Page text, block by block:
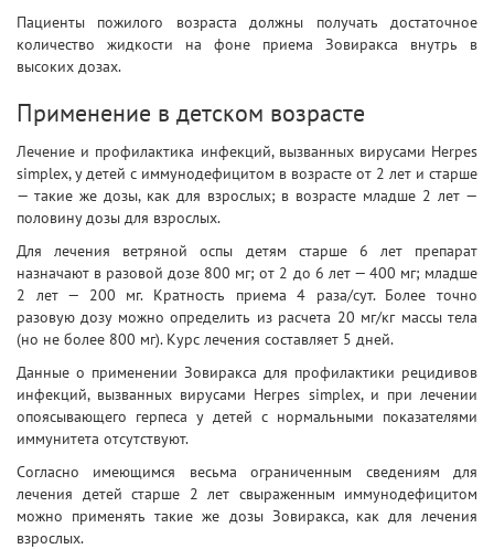
Пациенты пожилого возраста должны получать достаточное
количество жидкости на фоне приема Зовиракса внутрь в
высоких дозах.
Применение в детском возрасте
Лечение и профилактика инфекций, вызванных вирусами Herpes
simplex, у детей с иммунодефицитом в возрасте от 2 лет и старше
— такие же дозы, как для взрослых; в возрасте младше 2 лет —
половину дозы для взрослых.
Для лечения ветряной оспы детям старше 6 лет препарат
назначают в разовой дозе 800 мг; от 2 до 6 лет — 400 мг; младше
2 лет — 200 мг. Кратность приема 4 раза/сут. Более точно
разовую дозу можно определить из расчета 20 мг/кг массы тела
(но не более 800 мг). Курс лечения составляет 5 дней.
Данные о применении Зовиракса для профилактики рецидивов
инфекций, вызванных вирусами Herpes simplex, и при лечении
опоясывающего герпеса у детей с нормальными показателями
иммунитета отсутствуют.
Согласно имеющимся весьма ограниченным сведениям для
лечения детей старше 2 лет свыраженным иммунодефицитом
можно применять такие же дозы Зовиракса, как для лечения
взрослых.